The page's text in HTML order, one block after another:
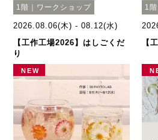
1階｜ワークショップ
2026.08.06(木) - 08.12(水)
【工作工場2026】はしごくだ
り
1
【
NEW